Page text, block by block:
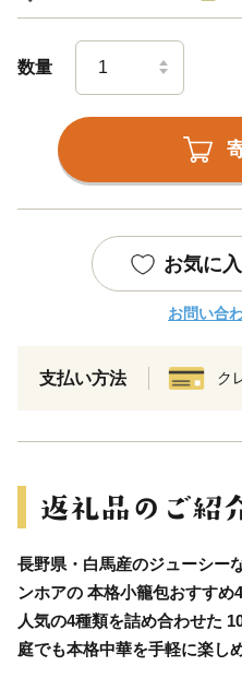
数量
お気に
お問い合
支払い方法 ク
長野県・白馬産のジューシー
ンホアの 本格小籠包おすすめ4
人気の4種類を詰め合わせた
庭でも本格中華を手軽に楽し